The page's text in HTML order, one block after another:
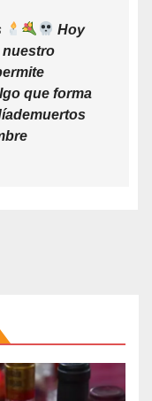
Hoy
nuestro
que forma